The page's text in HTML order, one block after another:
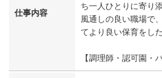
仕事内容
ち一人ひとりに寄り
風通しの良い職場で
てより良い保育をし
【調理師・認可園・